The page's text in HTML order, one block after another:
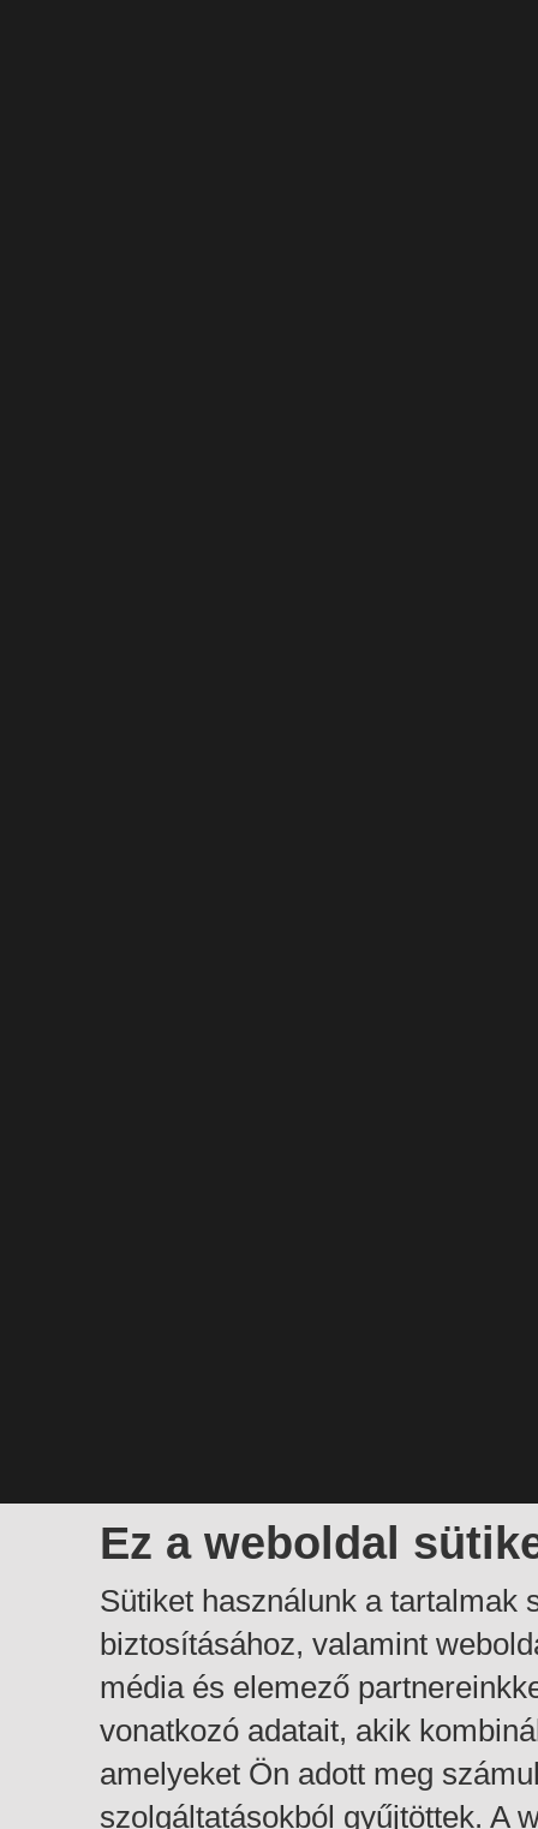
Ez a weboldal
Sütiket használunk a tartalmak
biztosításához, valamint
média és elemező
vonatkozó adatait, akik
amelyeket Ön adott meg
szolgáltatásokból gyűjtöttek. A